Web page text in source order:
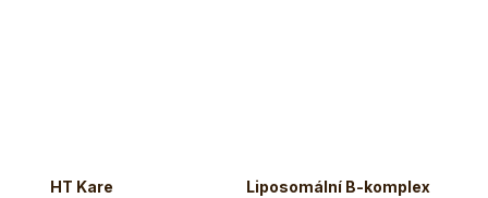
HT Kare Liposomální B-komplex